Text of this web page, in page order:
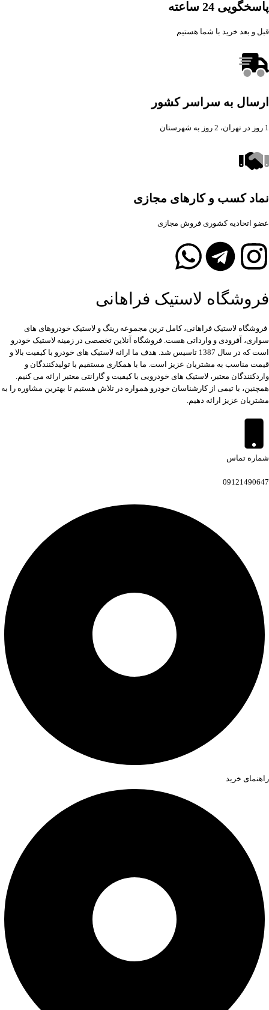
پاسخگویی 24 ساعته
قبل و بعد خرید با شما هستیم
ارسال به سراسر کشور
1 روز در تهران، 2 روز به شهرستان
نماد کسب و کارهای مجازی
عضو اتحادیه کشوری فروش مجازی
فروشگاه لاستیک فراهانی
فروشگاه لاستیک فراهانی، کامل ترین مجموعه رینگ و لاستیک خودروهای های
سواری، آفرودی و وارداتی هست. فروشگاه آنلاین تخصصی در زمینه لاستیک خودرو
است که در سال 1387 تاسیس شد. هدف ما ارائه لاستیک های خودرو با کیفیت بالا و
قیمت مناسب به مشتریان عزیز است. ما با همکاری مستقیم با تولیدکنندگان و
واردکنندگان معتبر، لاستیک های خودرویی با کیفیت و گارانتی معتبر ارائه می کنیم.
همچنین، با تیمی از کارشناسان خودرو همواره در تلاش هستیم تا بهترین مشاوره را به
مشتریان عزیز ارائه دهیم.
شماره تماس
09121490647
راهنمای خرید